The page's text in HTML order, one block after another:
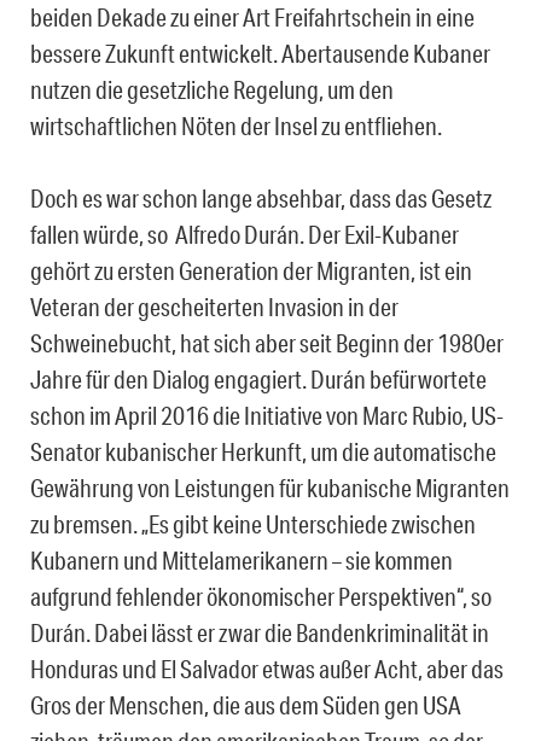
beiden Dekade zu einer Art Freifahrtschein in eine
bessere Zukunft entwickelt. Abertausende Kubaner
nutzen die gesetzliche Regelung, um den
wirtschaftlichen Nöten der Insel zu entfliehen.
Doch es war schon lange absehbar, dass das Gesetz
fallen würde, so Alfredo Durán. Der Exil-Kubaner
gehört zu ersten Generation der Migranten, ist ein
Veteran der gescheiterten Invasion in der
Schweinebucht, hat sich aber seit Beginn der 1980er
Jahre für den Dialog engagiert. Durán befürwortete
schon im April 2016 die Initiative von Marc Rubio, US-
Senator kubanischer Herkunft, um die automatische
Gewährung von Leistungen für kubanische Migranten
zu bremsen. „Es gibt keine Unterschiede zwischen
Kubanern und Mittelamerikanern – sie kommen
aufgrund fehlender ökonomischer Perspektiven“, so
Durán. Dabei lässt er zwar die Bandenkriminalität in
Honduras und El Salvador etwas außer Acht, aber das
Gros der Menschen, die aus dem Süden gen USA